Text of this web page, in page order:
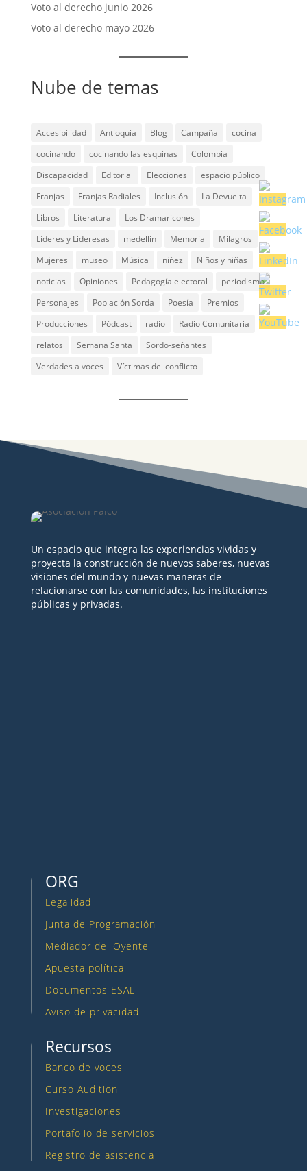
Voto al derecho junio 2026
Voto al derecho mayo 2026
Nube de temas
Accesibilidad Antioquia Blog Campaña
cocina
cocinando
cocinando las esquinas
Colombia
Discapacidad
Editorial Elecciones
espacio público
Franjas
Franjas Radiales Inclusión
La Devuelta
Libros
Literatura
Los Dramaricones
Líderes y Lideresas
medellin Memoria
Milagros
Mujeres
museo Música niñez
Niños y niñas
noticias
Opiniones Pedagogía electoral
periodismo
Personajes
Población Sorda Poesía
Premios
Producciones
Pódcast radio
Radio Comunitaria
relatos
Semana Santa
Sordo-señantes
Verdades a voces
Víctimas del conflicto
Un espacio que integra las experiencias vividas y
proyecta la construcción de nuevos saberes, nuevas
visiones del mundo y nuevas maneras de
relacionarse con las comunidades, las instituciones
públicas y privadas.
ORG
Legalidad
Junta de Programación
Mediador del Oyente
Apuesta política
Documentos ESAL
Aviso de privacidad
Recursos
Banco de voces
Curso Audition
Investigaciones
Portafolio de servicios
Registro de asistencia